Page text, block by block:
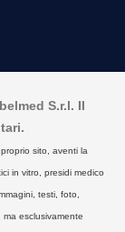
S.r.l. Il
sito, aventi la
in vitro, presidi medico
testi, foto,
esclusivamente